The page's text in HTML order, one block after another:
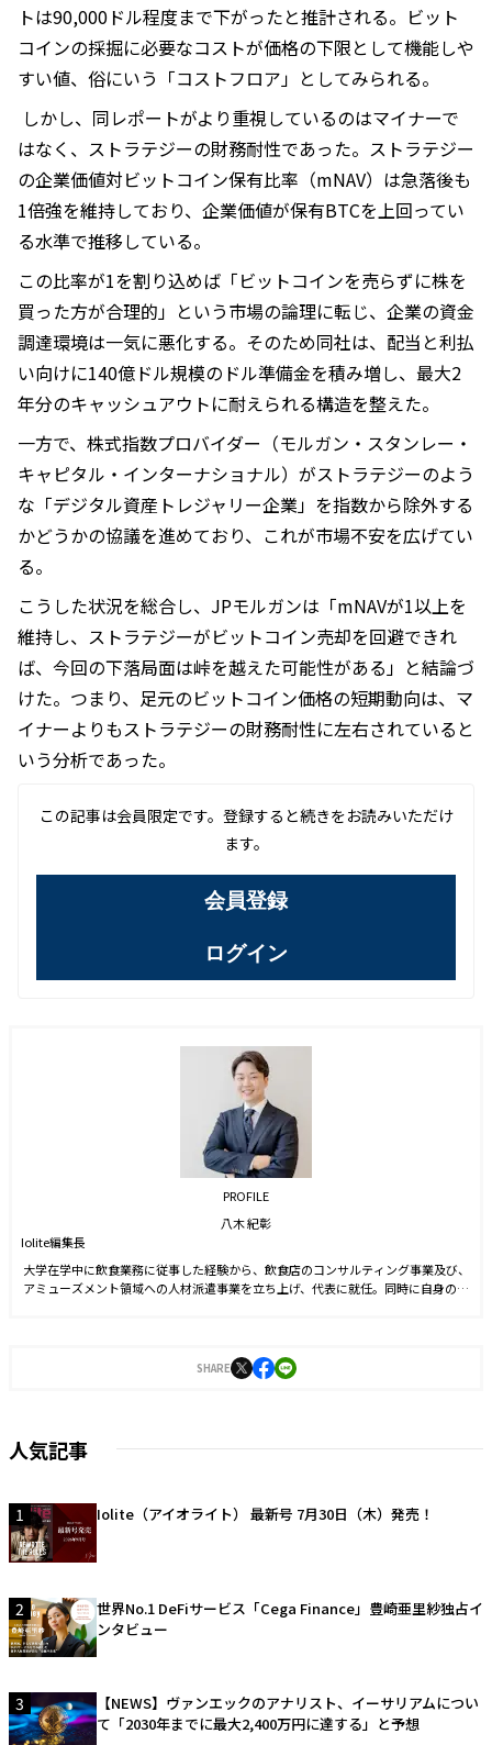
トは90,000ドル程度まで下がったと推計される。ビット
コインの採掘に必要なコストが価格の下限として機能しや
すい値、俗にいう「コストフロア」としてみられる。
しかし、同レポートがより重視しているのはマイナーで
はなく、ストラテジーの財務耐性であった。ストラテジー
の企業価値対ビットコイン保有比率（mNAV）は急落後も
1倍強を維持しており、企業価値が保有BTCを上回ってい
る水準で推移している。
この比率が1を割り込めば「ビットコインを売らずに株を
買った方が合理的」という市場の論理に転じ、企業の資金
調達環境は一気に悪化する。そのため同社は、配当と利払
い向けに140億ドル規模のドル準備金を積み増し、最大2
年分のキャッシュアウトに耐えられる構造を整えた。
一方で、株式指数プロバイダー（モルガン・スタンレー・
キャピタル・インターナショナル）がストラテジーのよう
な「デジタル資産トレジャリー企業」を指数から除外する
かどうかの協議を進めており、これが市場不安を広げてい
る。
こうした状況を総合し、JPモルガンは「mNAVが1以上を
維持し、ストラテジーがビットコイン売却を回避できれ
ば、今回の下落局面は峠を越えた可能性がある」と結論づ
けた。つまり、足元のビットコイン価格の短期動向は、マ
イナーよりもストラテジーの財務耐性に左右されていると
いう分析であった。
この記事は会員限定です。登録すると続きをお読みいただけ
ます。
会員登録
ログイン
PROFILE
八木 紀彰
Iolite編集長
大学在学中に飲食業務に従事した経験から、飲食店のコンサルティング事業及び、
アミューズメント領域への人材派遣事業を立ち上げ、代表に就任。同時に自身のブ
刊。
SHARE
人気記事
1 Iolite（アイオライト） 最新号 7月30日（木）発売！
2
世界No.1 DeFiサービス「Cega Finance」豊崎亜里紗独占イ
ンタビュー
3
【NEWS】ヴァンエックのアナリスト、イーサリアムについ
て「2030年までに最大2,400万円に達する」と予想